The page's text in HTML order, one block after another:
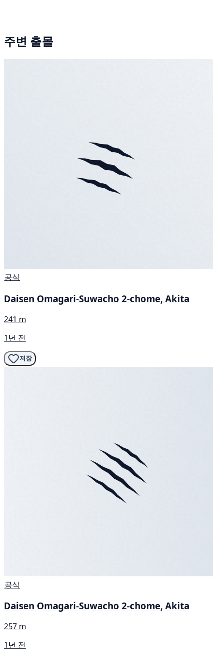
주변 출몰
공식
Daisen Omagari-Suwacho 2-chome, Akita
241 m
1년 전
저장
공식
Daisen Omagari-Suwacho 2-chome, Akita
257 m
1년 전